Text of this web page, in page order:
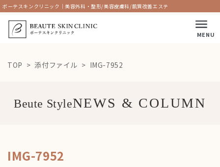
ボーテスキンクリニック｜美容外科・整形/美容皮膚科/肌質改善エステ
MENU
TOP 添付ファイル IMG-7952
Beute Style
IMG-7952